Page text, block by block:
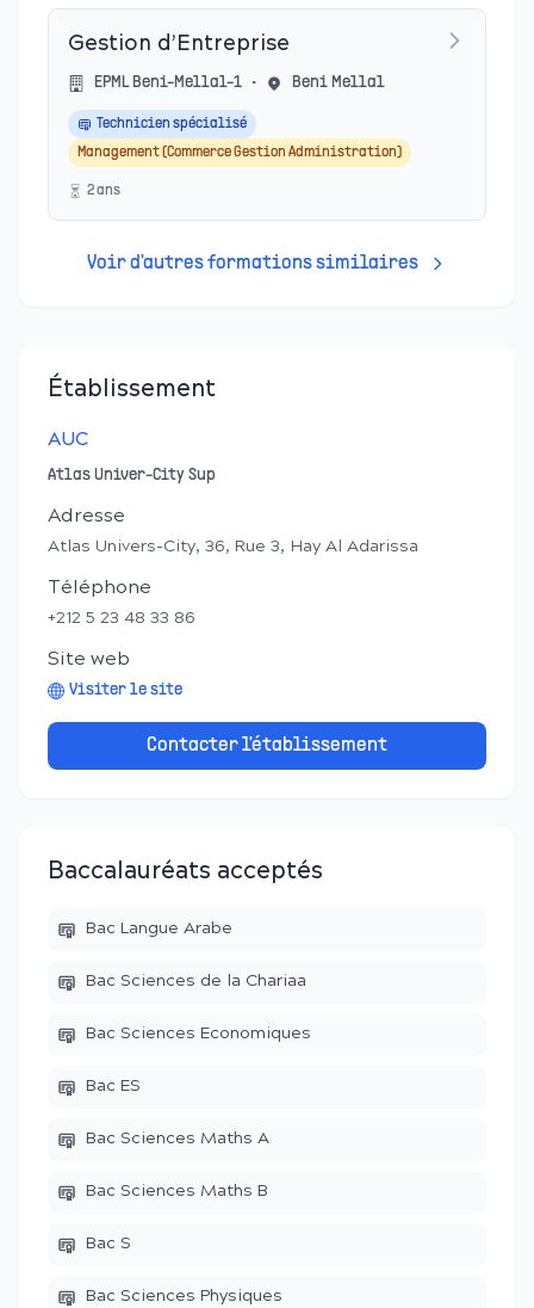
Gestion d’Entreprise
EPML Beni-Mellal-1 • Beni Mellal
Technicien spécialisé
Management (Commerce Gestion Administration)
2ans
Voir d'autres formations similaires
Établissement
AUC
Atlas Univer-City Sup
Adresse
Atlas Univers-City, 36, Rue 3, Hay Al Adarissa
Téléphone
+212 5 23 48 33 86
Site web
Visiter le site
Contacter l'établissement
Baccalauréats acceptés
Bac Langue Arabe
Bac Sciences de la Chariaa
Bac Sciences Economiques
Bac ES
Bac Sciences Maths A
Bac Sciences Maths B
Bac S
Bac Sciences Physiques